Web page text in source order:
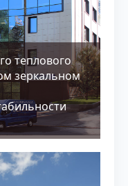
теплового
зеркальном